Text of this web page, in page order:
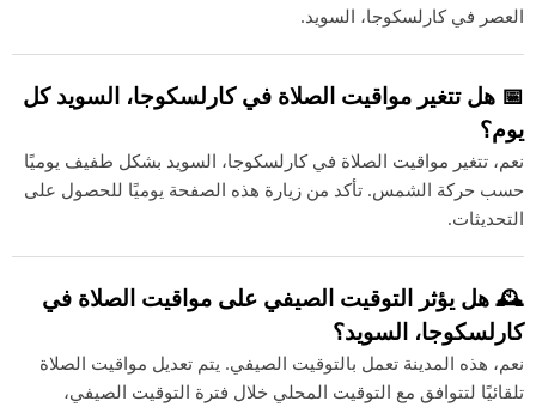
العصر في كارلسكوجا، السويد.
📅 هل تتغير مواقيت الصلاة في كارلسكوجا، السويد كل
يوم؟
نعم، تتغير مواقيت الصلاة في كارلسكوجا، السويد بشكل طفيف يوميًا
حسب حركة الشمس. تأكد من زيارة هذه الصفحة يوميًا للحصول على
التحديثات.
🕰️ هل يؤثر التوقيت الصيفي على مواقيت الصلاة في
كارلسكوجا، السويد؟
نعم، هذه المدينة تعمل بالتوقيت الصيفي. يتم تعديل مواقيت الصلاة
تلقائيًا لتتوافق مع التوقيت المحلي خلال فترة التوقيت الصيفي،